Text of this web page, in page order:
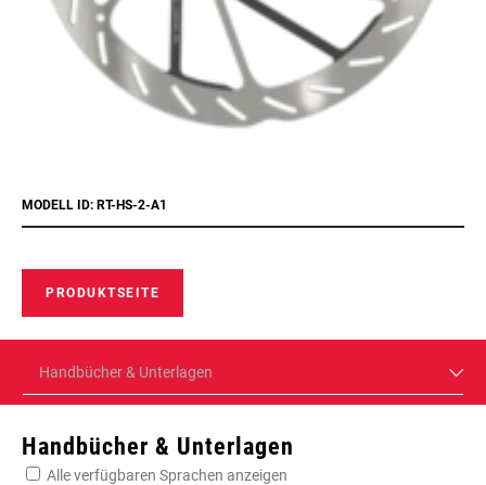
MODELL ID: RT-HS-2-A1
PRODUKTSEITE
Handbücher & Unterlagen
Handbücher & Unterlagen
Alle verfügbaren Sprachen anzeigen